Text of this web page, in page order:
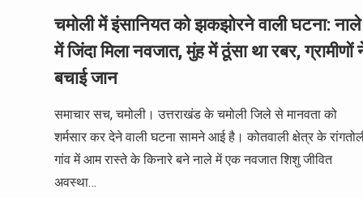
चमोली में इंसानियत को झकझोरने वाली घटना: नाले
में जिंदा मिला नवजात, मुंह में ठूंसा था रबर, ग्रामीणों
बचाई जान
समाचार सच, चमोली। उत्तराखंड के चमोली जिले से मानवता को
शर्मसार कर देने वाली घटना सामने आई है। कोतवाली क्षेत्र के
गांव में आम रास्ते के किनारे बने नाले में एक नवजात शिशु जीवित
अवस्था…